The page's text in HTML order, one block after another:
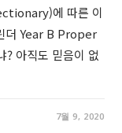
에 따른 이
더 Year B Proper
? 아직도 믿음이 없
7월 9, 2020